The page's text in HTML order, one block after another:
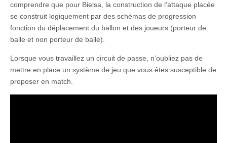
comprendre que pour Bielsa, la construction de l’attaque placée
se construit logiquement par des schémas de progression
fonction du déplacement du ballon et des joueurs (porteur de
balle et non porteur de balle).
Lorsque vous travaillez un circuit de passe, n’oubliez pas de
mettre en place un système de jeu que vous êtes susceptible de
proposer en match.